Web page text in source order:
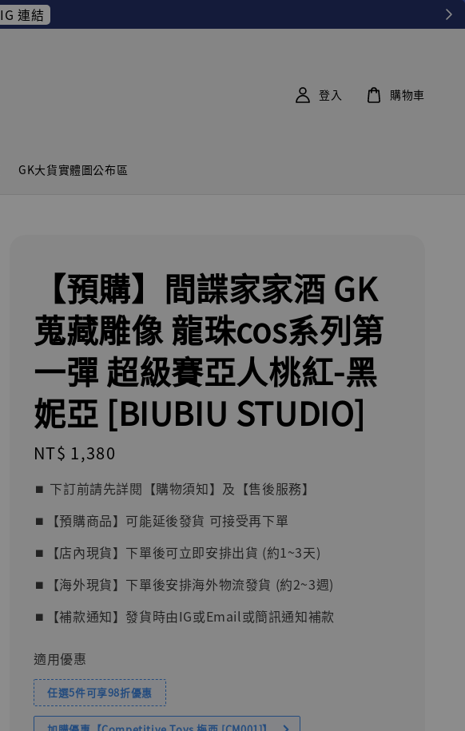
IG 連結
GK大貨實體圖公布區
登入 購物車
【預購】間諜家家酒 GK
蒐藏雕像 龍珠cos系列第
一彈 超級賽亞人桃紅-黑
妮亞 [BIUBIU STUDIO]
Regular
price
NT$ 1,380
⏹︎ 下訂前請先詳閱【購物須知】及【售後服務】
⏹︎【預購商品】可能延後發貨 可接受再下單
⏹︎【店內現貨】下單後可立即安排出貨 (約1~3天)
⏹︎【海外現貨】下單後安排海外物流發貨 (約2~3週)
⏹︎【補款通知】發貨時由IG或Email或簡訊通知補款
適用優惠
任選5件可享98折優惠